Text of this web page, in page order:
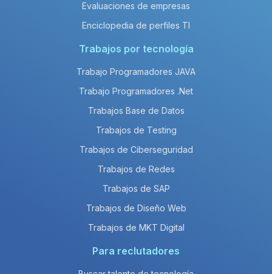
Evaluaciones de empresas
Enciclopedia de perfiles TI
Trabajos por tecnología
Trabajo Programadores JAVA
Trabajo Programadores .Net
Trabajos Base de Datos
Trabajos de Testing
Trabajos de Ciberseguridad
Trabajos de Redes
Trabajos de SAP
Trabajos de Diseño Web
Trabajos de MKT Digital
Para reclutadores